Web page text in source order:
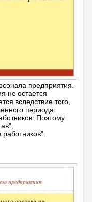
предприятия.
не остается
вследствие того,
периода
Поэтому